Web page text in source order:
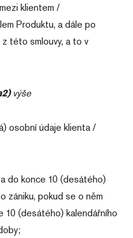
klientem /
Produktu, a dále po
této smlouvy, a to v
výše
osobní údaje klienta /
do konce 10 (desátého)
zániku, pokud se o něm
(desátého) kalendářního